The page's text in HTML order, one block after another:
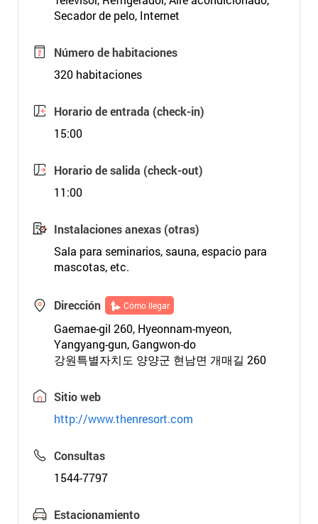
Secador de pelo, Internet
Número de habitaciones
320 habitaciones
Horario de entrada (check-in)
15:00
Horario de salida (check-out)
11:00
Instalaciones anexas (otras)
Sala para seminarios, sauna, espacio para
mascotas, etc.
Dirección Cómo llegar
Gaemae-gil 260, Hyeonnam-myeon,
Yangyang-gun, Gangwon-do
강원특별자치도 양양군 현남면 개매길 260
Sitio web
http://www.thenresort.com
Consultas
1544-7797
Estacionamiento